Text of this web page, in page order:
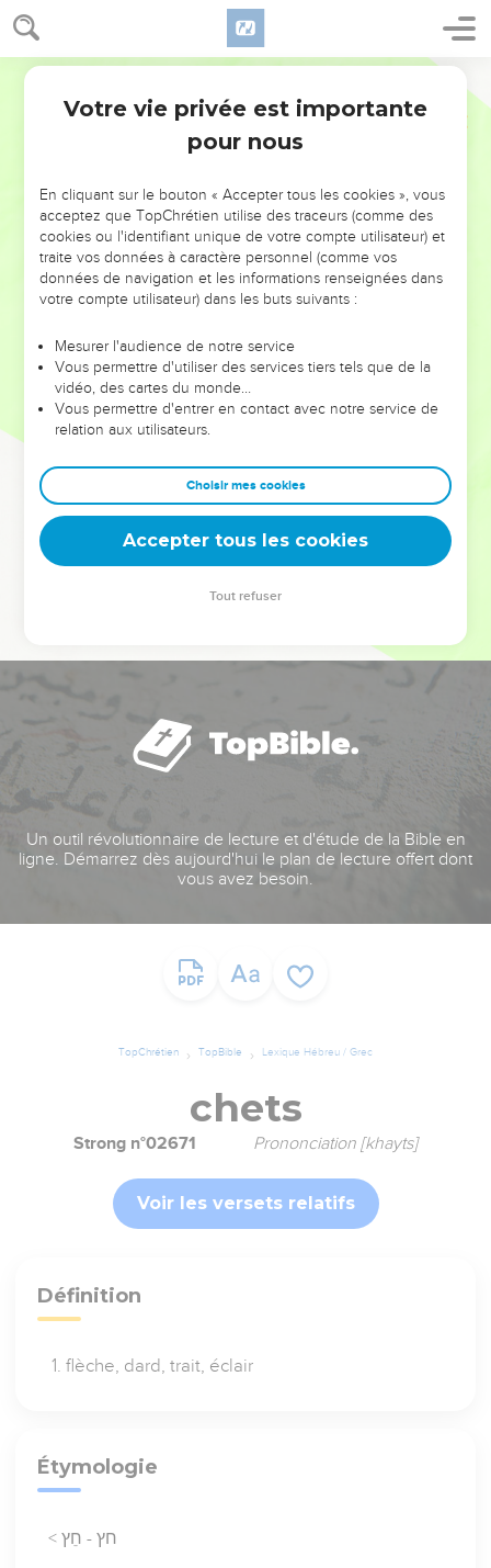
NE MANQUEZ PAS L’ÉVÉNEMENT
DE L’ANNÉE !
ET SI LEURS ERREURS POUVAIENT VOUS ÉVITER LES
VOTRES ?
leur foi ou leur vision. Mais on voit moins les doutes, les erreurs
et les saisons difficiles qu'ils ont traversés, alors même que ce
sont elles qui les ont façonnés.
Dans cette conférence, leaders, entrepreneurs, et responsables
clés pour avancer avec plus de sagesse afin que leurs erreurs
deviennent vos tremplins. Que vous guidiez un ministère, une
équipe, un groupe ou une famille, leur expérience est faite
Un outil révolutionnaire de lecture et d'étude de la Bible en
ligne. Démarrez dès aujourd'hui le plan de lecture offert dont
vous avez besoin.
TopChrétien TopBible Lexique Hébreu / Grec
chets
Strong n°02671 Prononciation [khayts]
Voir les versets relatifs
Définition
flèche, dard, trait, éclair
Étymologie
< חץ - חֵץ
Votre vie privée est importante
pour nous
En cliquant sur le bouton « Accepter tous les cookies », vous
acceptez que TopChrétien utilise des traceurs (comme des
cookies ou l'identifiant unique de votre compte utilisateur) et
traite vos données à caractère personnel (comme vos
données de navigation et les informations renseignées dans
votre compte utilisateur) dans les buts suivants :
Mesurer l'audience de notre service
Vous permettre d'utiliser des services tiers tels que de la
vidéo, des cartes du monde…
Vous permettre d'entrer en contact avec notre service de
relation aux utilisateurs.
Choisir mes cookies
Accepter tous les cookies
Tout refuser